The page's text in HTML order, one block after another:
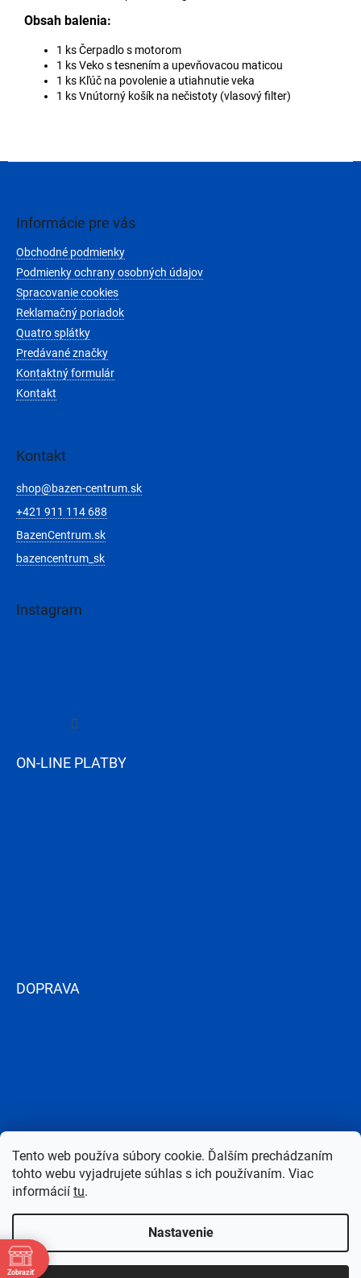
Tento web používa súbory cookie. Ďalším prechádzaním
tohto webu vyjadrujete súhlas s ich používaním. Viac
informácií tu.
Nastavenie
Obsah balenia:
1 ks Čerpadlo s motorom
1 ks Veko s tesnením a upevňovacou maticou
1 ks Kľúč na povolenie a utiahnutie veka
1 ks Vnútorný košík na nečistoty (vlasový filter)
Informácie pre vás
Obchodné podmienky
Podmienky ochrany osobných údajov
Spracovanie cookies
Reklamačný poriadok
Quatro splátky
Predávané značky
Kontaktný formulár
Kontakt
Kontakt
shop@bazen-centrum.sk
+421 911 114 688
BazenCentrum.sk
bazencentrum_sk
Instagram
ON-LINE PLATBY
DOPRAVA
Copyright 2026 Upraviť
Zobraziť